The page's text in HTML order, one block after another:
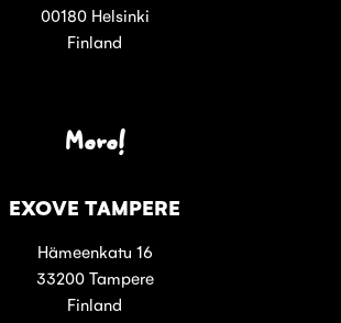
00180 Helsinki
Finland
Moro!
EXOVE TAMPERE
Hämeenkatu 16
33200 Tampere
Finland